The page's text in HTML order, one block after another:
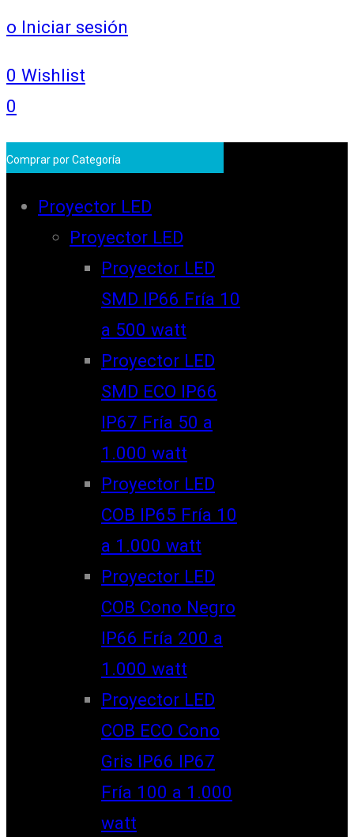
o Iniciar sesión
0 Wishlist
0
Comprar por Categoría
Proyector LED
Proyector LED
Proyector LED
SMD IP66 Fría 10
a 500 watt
Proyector LED
SMD ECO IP66
IP67 Fría 50 a
1.000 watt
Proyector LED
COB IP65 Fría 10
a 1.000 watt
Proyector LED
COB Cono Negro
IP66 Fría 200 a
1.000 watt
Proyector LED
COB ECO Cono
Gris IP66 IP67
Fría 100 a 1.000
watt